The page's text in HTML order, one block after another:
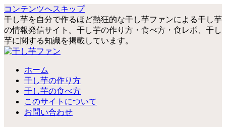
コンテンツへスキップ
干し芋を自分で作るほど熱狂的な干し芋ファンによる干し芋
の情報発信サイト。干し芋の作り方・食べ方・食レポ、干し
芋に関する知識を掲載しています。
ホーム
干し芋の作り方
干し芋の食べ方
このサイトについて
お問い合わせ